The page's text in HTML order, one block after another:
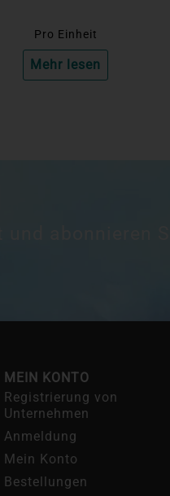
Pro Einheit
Mehr lesen
MEIN KONTO
Registrierung von
Unternehmen
Anmeldung
Mein Konto
Bestellungen